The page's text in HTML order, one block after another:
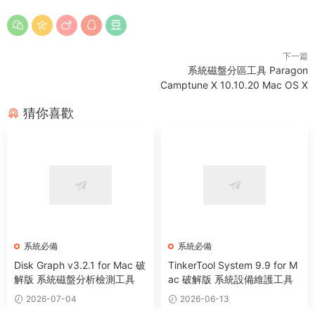
下一篇
系統磁盤分區工具 Paragon
Camptune X 10.10.20 Mac OS X
猜你喜歡
系統必備
Disk Graph v3.2.1 for Mac 破
解版 系統磁盤分析檢測工具
2026-07-04
系統必備
TinkerTool System 9.9 for M
ac 破解版 系統設備維護工具
2026-06-13